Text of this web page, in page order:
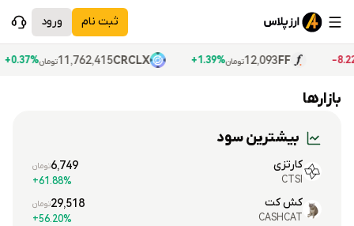
ثبت نام ورود
CRCLX
11,762,415تومان0.37%+ FF
12,093تومان1.39%+
بازارها
خرید و فروش ارزهای دیجیتال با قیمت لحظه‌ای بازارهای جهانی
بیشترین سود
کارتزی
CTSI
6,749تومان
61.88%+
کش کت
CASHCAT
29,518تومان
56.20%+